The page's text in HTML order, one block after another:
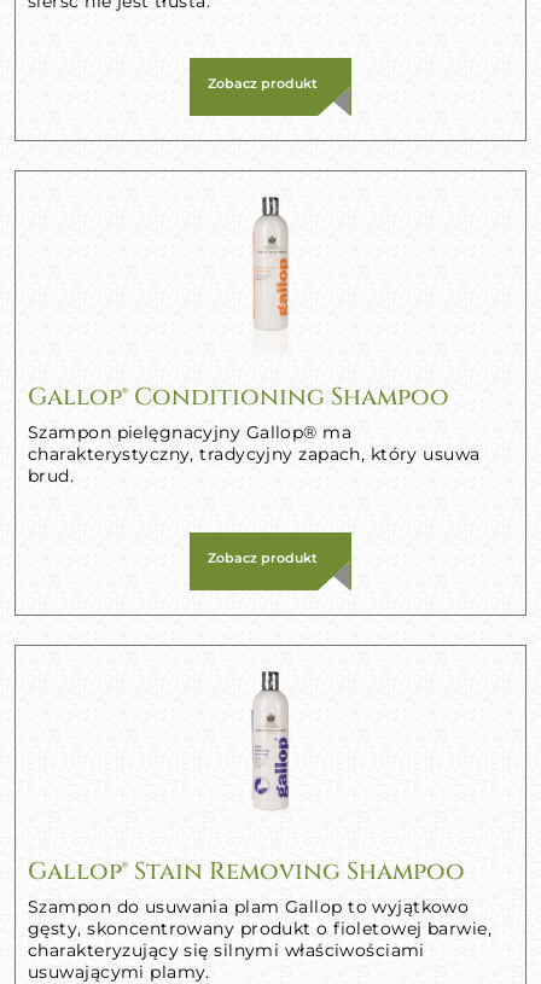
Zobacz produkt
Gallop® Conditioning Shampoo
Szampon pielęgnacyjny Gallop® ma
charakterystyczny, tradycyjny zapach, który usuwa
brud.
Zobacz produkt
Gallop® Stain Removing Shampoo
Szampon do usuwania plam Gallop to wyjątkowo
gęsty, skoncentrowany produkt o fioletowej barwie,
charakteryzujący się silnymi właściwościami
usuwającymi plamy.